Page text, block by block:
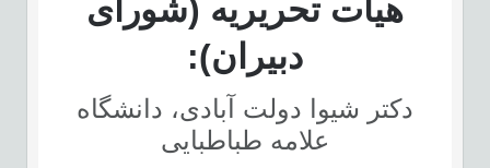
هیأت تحریریه (شورای
دبیران):
دکتر شیوا دولت آبادی، دانشگاه
علامه طباطبایی